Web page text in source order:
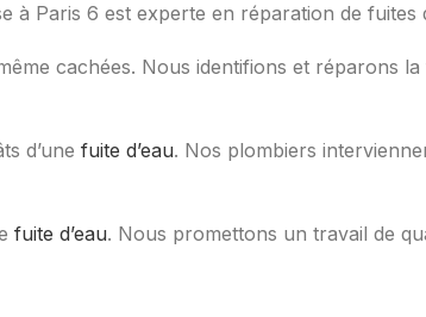
Paris 6 est experte en réparation de fuites
cachées. Nous identifions et réparons
d’une fuite d’eau. Nos plombiers
fuite d’eau. Nous promettons un travail de